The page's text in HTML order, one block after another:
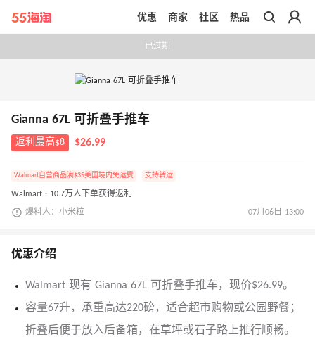
带你去官网买正品
优惠 商家 社区 热品
已过期
Gianna 67L 可折叠手推车
返利最高$8 $26.99
Walmart自营商品满$35美国境内免运费 支持转运
Walmart · 10.7万人下单获得返利
爆料人：小米粒 07月06日 13:00
优惠介绍
Walmart 现有 Gianna 67L 可折叠手推车，现价$26.99。
容量67升，承重高达220磅，适合超市购物或公园野餐；
折叠后便于放入后备箱，在草坪或石子路上推行顺畅。